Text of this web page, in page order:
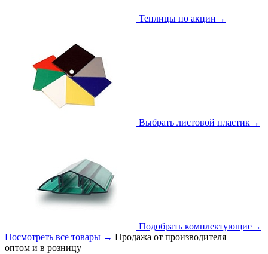
Теплицы по акции →
Выбрать листовой пластик→
Подобрать комплектующие→
Посмотреть все товары → Продажа от производителя
оптом и в розницу